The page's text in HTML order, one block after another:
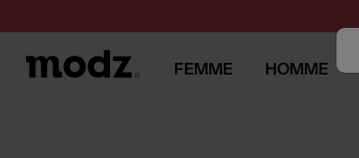
FEMME HOMME